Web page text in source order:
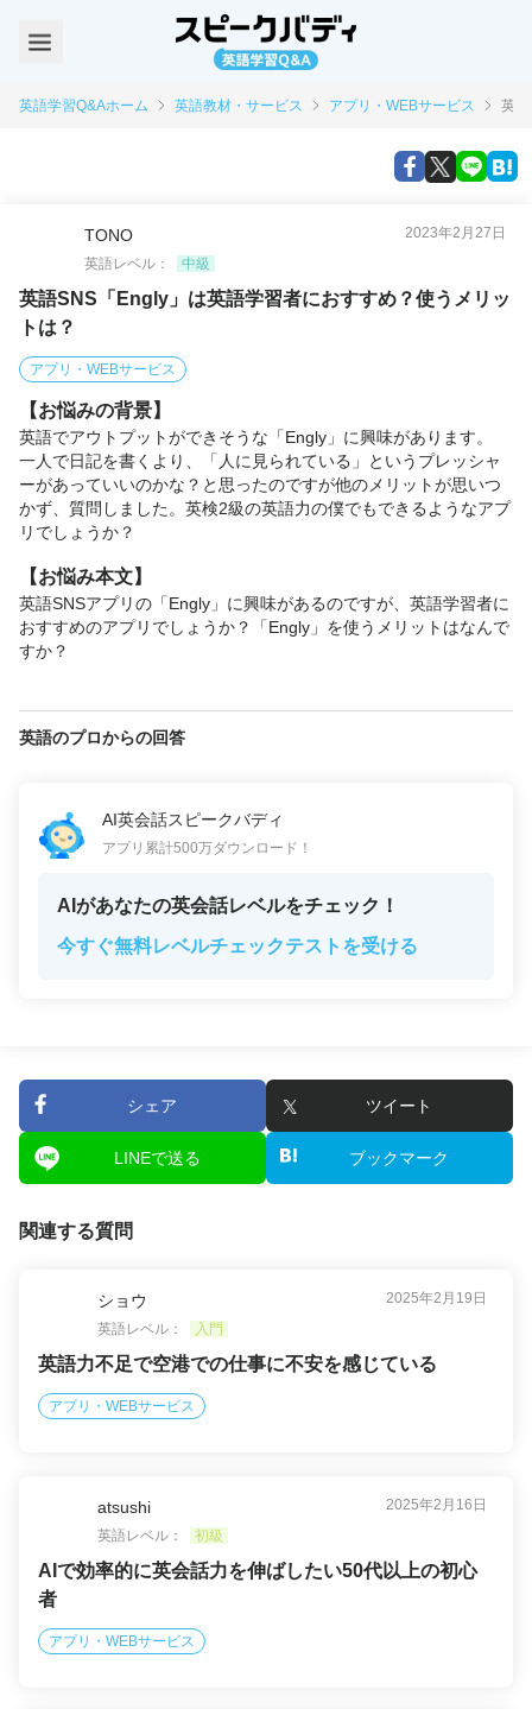
英語学習Q&Aホーム 英語教材・サービス アプリ・WEBサービス 英
TONO
2023年2月27日
英語レベル：
中級
英語SNS「Engly」は英語学習者におすすめ？使うメリッ
トは？
アプリ・WEBサービス
【お悩みの背景】
英語でアウトプットができそうな「Engly」に興味があります。
一人で日記を書くより、「人に見られている」というプレッシャ
ーがあっていいのかな？と思ったのですが他のメリットが思いつ
かず、質問しました。英検2級の英語力の僕でもできるようなアプ
リでしょうか？
【お悩み本文】
英語SNSアプリの「Engly」に興味があるのですが、英語学習者に
おすすめのアプリでしょうか？「Engly」を使うメリットはなんで
すか？
英語のプロからの回答
AI英会話スピークバディ
アプリ累計500万ダウンロード！
AIがあなたの英会話レベルをチェック！
今すぐ無料レベルチェックテストを受ける
シェア ツイート
LINEで送る ブックマーク
関連する質問
ショウ
2025年2月19日
英語レベル：
入門
英語力不足で空港での仕事に不安を感じている
アプリ・WEBサービス
atsushi
2025年2月16日
英語レベル：
初級
AIで効率的に英会話力を伸ばしたい50代以上の初心
者
アプリ・WEBサービス